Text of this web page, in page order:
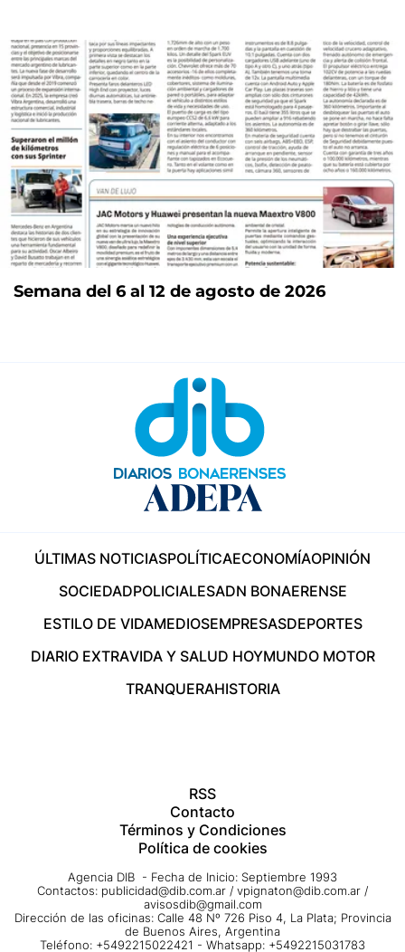
Semana del 6 al 12 de agosto de 2026
ÚLTIMAS NOTICIASPOLÍTICAECONOMÍAOPINIÓN
SOCIEDADPOLICIALESADN BONAERENSE
ESTILO DE VIDAMEDIOSEMPRESASDEPORTES
DIARIO EXTRAVIDA Y SALUD HOYMUNDO MOTOR
TRANQUERAHISTORIA
RSS
Contacto
Términos y Condiciones
Política de cookies
Agencia DIB - Fecha de Inicio: Septiembre 1993
Contactos: publicidad@dib.com.ar / vpignaton@dib.com.ar /
avisosdib@gmail.com
Dirección de las oficinas: Calle 48 Nº 726 Piso 4, La Plata; Provincia
de Buenos Aires, Argentina
Teléfono: +5492215022421 - Whatsapp: +5492215031783